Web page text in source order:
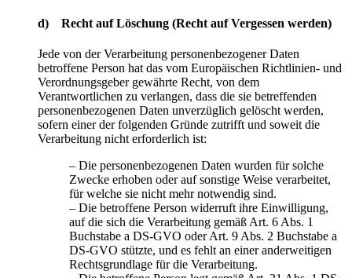
d) Recht auf Löschung (Recht auf Vergessen werden)
Jede von der Verarbeitung personenbezogener Daten
betroffene Person hat das vom Europäischen Richtlinien- und
Verordnungsgeber gewährte Recht, von dem
Verantwortlichen zu verlangen, dass die sie betreffenden
personenbezogenen Daten unverzüglich gelöscht werden,
sofern einer der folgenden Gründe zutrifft und soweit die
Verarbeitung nicht erforderlich ist:
– Die personenbezogenen Daten wurden für solche
Zwecke erhoben oder auf sonstige Weise verarbeitet,
für welche sie nicht mehr notwendig sind.
– Die betroffene Person widerruft ihre Einwilligung,
auf die sich die Verarbeitung gemäß Art. 6 Abs. 1
Buchstabe a DS-GVO oder Art. 9 Abs. 2 Buchstabe a
DS-GVO stützte, und es fehlt an einer anderweitigen
Rechtsgrundlage für die Verarbeitung.